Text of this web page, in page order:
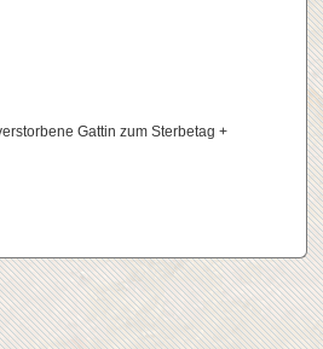
Gattin zum Sterbetag +